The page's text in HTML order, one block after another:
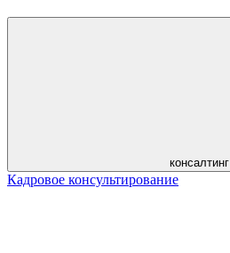
консалтинг
Кадровое консультирование